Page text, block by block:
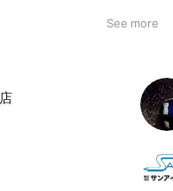
See more